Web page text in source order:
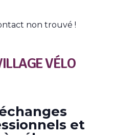
non trouvé !
VÉLO
et